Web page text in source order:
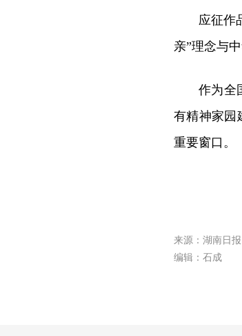
应征作
亲”理念与
作为全
有精神家园
重要窗口。
来源：湖南日报
编辑：石成